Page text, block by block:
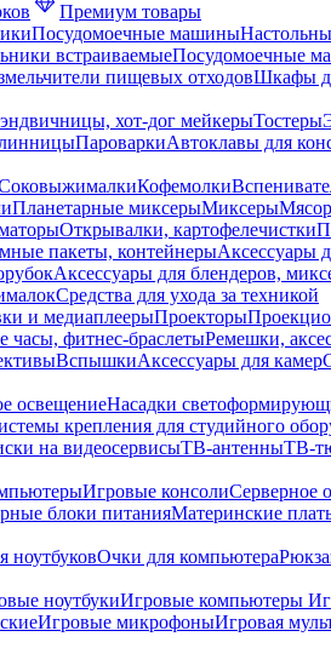
Премиум товары
Посудомоечные машины
встраиваемыеПосудомоечные
пищевых отходовШкафы
хот-дог мейкерыТостеры
ПароваркиАвтоклавы для
Кофемолки
Планетарные миксерыМиксеры
Открывалки, картофелечистки
пакеты, контейнерыАксессуары
Аксессуары для блендеров,
Средства для ухода за техникой
и медиаплеерыПроекторы
часы, фитнес-браслетыРемешки,
ВспышкиАксессуары для камер
освещениеНасадки
крепления для студийного
на видеосервисыТВ-антенныТВ-
Игровые консолиСерверное
блоки питанияМатеринские
ноутбуковОчки для компьютера
ноутбукиИгровые компьютеры
Игровые микрофоныИгровая